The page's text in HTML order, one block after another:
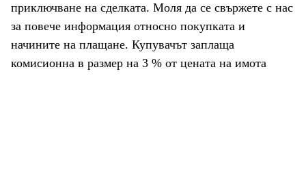
приключване на сделката. Моля да се свържете с нас
за повече информация относно покупката и
начините на плащане. Купувачът заплаща
комисионна в размер на 3 % от цената на имота